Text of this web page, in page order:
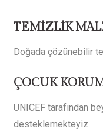
TEMİZLİK
Doğada çözünebilir
ÇOCUK
UNICEF tarafından
desteklemekteyiz.